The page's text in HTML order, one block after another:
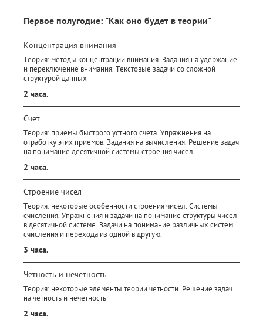
Первое полугодие: "Как оно будет в теории"
Концентрация внимания
Теория: методы концентрации внимания. Задания на удержание
и переключение внимания. Текстовые задачи со сложной
структурой данных
2 часа.
Счет
Теория: приемы быстрого устного счета. Упражнения на
отработку этих приемов. Задания на вычисления. Решение задач
на понимание десятичной системы строения чисел.
2 часа.
Строение чисел
Теория: некоторые особенности строения чисел. Системы
счисления. Упражнения и задачи на понимание структуры чисел
в десятичной системе. Задачи на понимание различных систем
счисления и перехода из одной в другую.
3 часа.
Четность и нечетность
Теория: некоторые элементы теории четности. Решение задач
на четность и нечетность
2 часа.